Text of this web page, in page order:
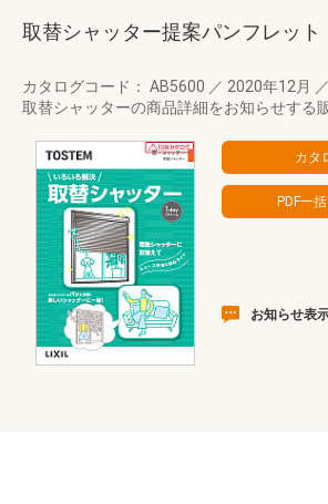
取替シャッター提案パンフレット
カタログコード： AB5600 ／ 2020年12月 ／
取替シャッターの商品詳細をお知らせする
お知らせ表